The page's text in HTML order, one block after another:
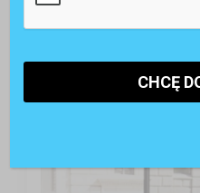
TOP 3 miesiąca